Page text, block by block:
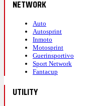
NETWORK
Auto
Autosprint
Inmoto
Motosprint
Guerinsportivo
Sport Network
Fantacup
UTILITY